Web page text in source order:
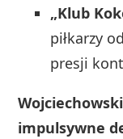
„Klub
piłkarzy
presji
impulsywne